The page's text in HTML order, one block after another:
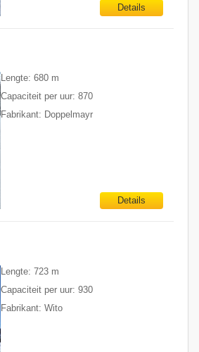
Details
Lengte: 680 m
Capaciteit per uur: 870
Fabrikant: Doppelmayr
Details
Lengte: 723 m
Capaciteit per uur: 930
Fabrikant: Wito